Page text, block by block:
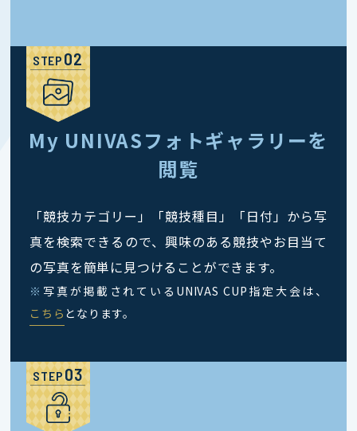
STEP
My UNIVASフォトギャラリーを
閲覧
「競技カテゴリー」「競技種目」「日付」から写
真を検索できるので、興味のある競技やお目当て
の写真を簡単に見つけることができます。
※ 写真が掲載されているUNIVAS CUP指定大会は、
こちら となります。
STEP